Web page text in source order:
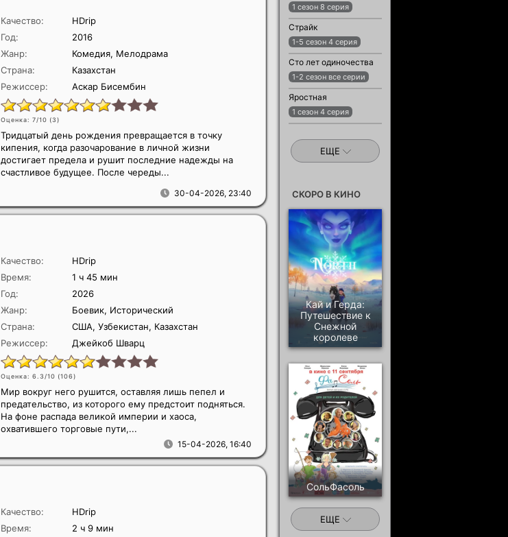
Качество:
HDrip
Год:
2016
Жанр:
Комедия, Мелодрама
Страна:
Казахстан
Режиссер:
Аскар Бисембин
Оценка: 7/10 (3)
30-04-2026, 23:40
Тридцатый день рождения превращается в точку
кипения, когда разочарование в личной жизни
достигает предела и рушит последние надежды на
счастливое будущее. После череды...
Качество:
HDrip
Время:
1 ч 45 мин
Год:
2026
Жанр:
Боевик, Исторический
Страна:
США, Узбекистан, Казахстан
Режиссер:
Джейкоб Шварц
Оценка: 6.3/10 (106)
15-04-2026, 16:40
Мир вокруг него рушится, оставляя лишь пепел и
предательство, из которого ему предстоит подняться.
На фоне распада великой империи и хаоса,
охватившего торговые пути,...
Качество:
HDrip
Время:
2 ч 9 мин
1 сезон 8 серия
Страйк
1-5 сезон 4 серия
Сто лет одиночества
1-2 сезон все серии
Яростная
1 сезон 4 серия
ЕЩЕ
СКОРО В КИНО
Кай и Герда:
Путешествие к
Снежной
королеве
СольФасоль
ЕЩЕ